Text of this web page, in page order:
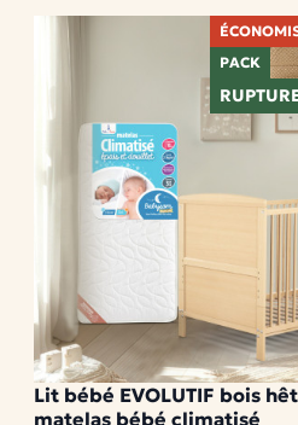
Lit bébé EVOLUTIF bois
matelas bébé climatisé
PACK